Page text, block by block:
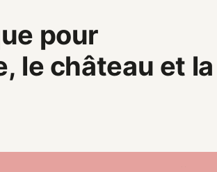
pour
le château et la